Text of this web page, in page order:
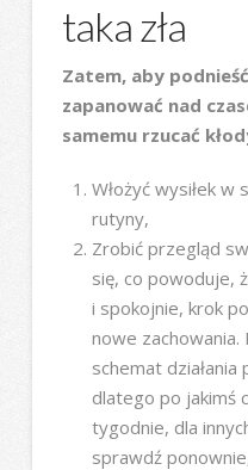
taka zła
Zatem, aby
zapanować nad
samemu rzucać
Włożyć wysiłek
rutyny,
Zrobić przegląd
się, co powoduje,
i spokojnie, krok
nowe zachowania.
schemat
dlatego po jakimś
tygodnie, dla
sprawdź